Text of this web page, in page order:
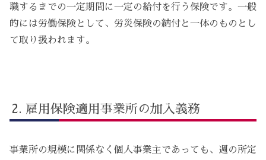
職するまでの一定期間に一定の給付を行う保険です。一般
的には労働保険として、労災保険の納付と一体のものとし
て取り扱われます。
雇用保険適用事業所の加入義務
事業所の規模に関係なく個人事業主であっても、週の所定